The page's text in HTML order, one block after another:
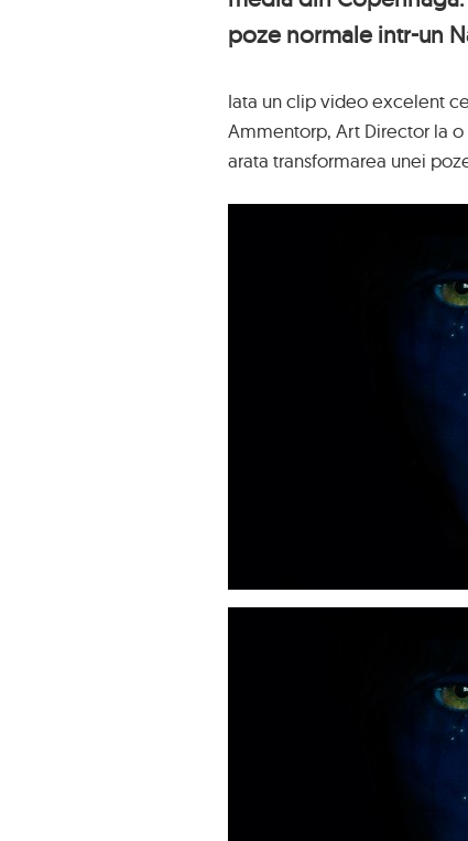
poze normale intr-un
Iata un clip video excelent
Ammentorp, Art Director la
arata transformarea unei